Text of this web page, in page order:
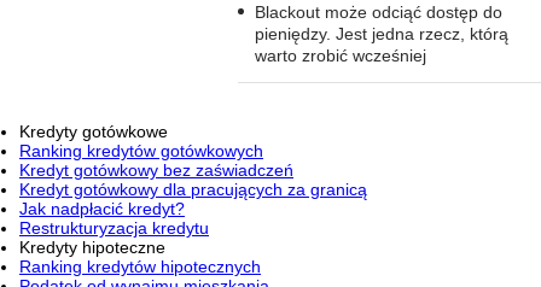
Blackout może odciąć dostęp do
pieniędzy. Jest jedna rzecz, którą
warto zrobić wcześniej
Kredyty gotówkowe
Ranking kredytów gotówkowych
Kredyt gotówkowy bez zaświadczeń
Kredyt gotówkowy dla pracujących za granicą
Jak nadpłacić kredyt?
Restrukturyzacja kredytu
Kredyty hipoteczne
Ranking kredytów hipotecznych